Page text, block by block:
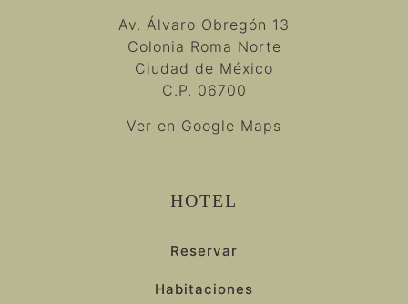
Av. Álvaro Obregón 13
Colonia Roma Norte
Ciudad de México
C.P. 06700
Ver en Google Maps
HOTEL
Reservar
Habitaciones